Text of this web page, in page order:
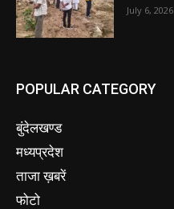
July 6, 2026
POPULAR CATEGORY
बुंदेलखण्ड
मध्यप्रदेश
ताजा ख़बरें
फोटो